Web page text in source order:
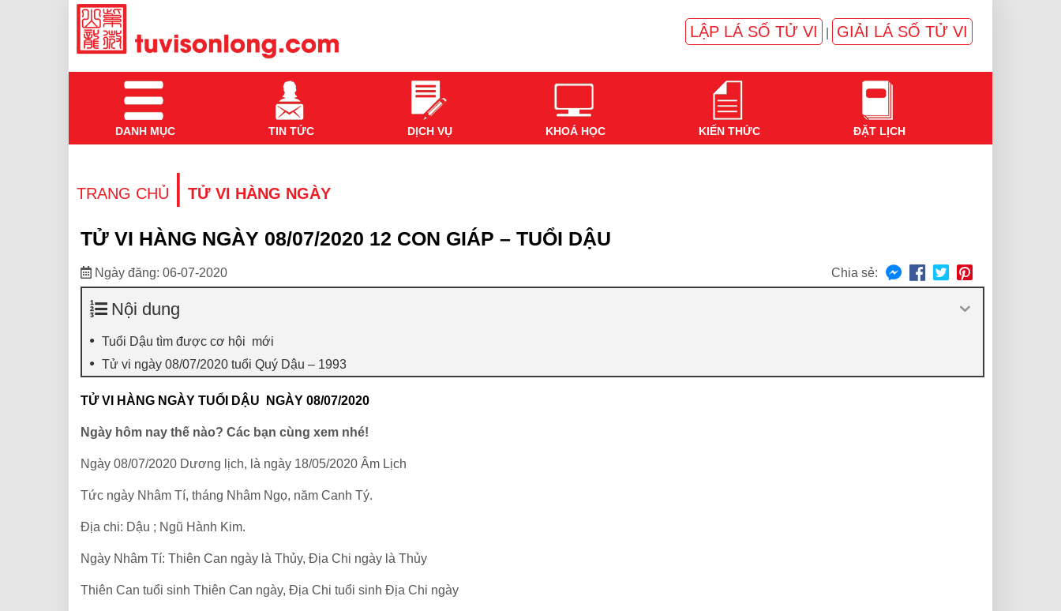
LẬP LÁ SỐ TỬ VI GIẢI LÁ SỐ TỬ VI
DANH MỤC TIN TỨC DỊCH VỤ KHOÁ HỌC KIẾN THỨC ĐẶT LỊCH
TRANG CHỦ | TỬ VI HÀNG NGÀY
TỬ VI HÀNG NGÀY 08/07/2020 12 CON GIÁP – TUỔI DẬU
Ngày đăng: 06-07-2020 Chia sẻ:
Nội dung
Tuổi Dậu tìm được cơ hội mới
Tử vi ngày 08/07/2020 tuổi Quý Dậu – 1993
TỬ VI HÀNG NGÀY TUỔI DẬU NGÀY 08/07/2020
Ngày hôm nay thế nào? Các bạn cùng xem nhé!
Ngày 08/07/2020 Dương lịch, là ngày 18/05/2020 Âm Lịch
Tức ngày Nhâm Tí, tháng Nhâm Ngọ, năm Canh Tý.
Địa chi: Dậu ; Ngũ Hành Kim.
Ngày Nhâm Tí: Thiên Can ngày là Thủy, Địa Chi ngày là Thủy
Thiên Can tuổi sinh Thiên Can ngày, Địa Chi tuổi sinh Địa Chi ngày